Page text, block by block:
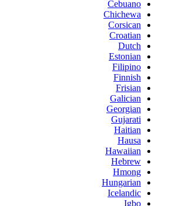
Cebuano
Chichewa
Corsican
Croatian
Dutch
Estonian
Filipino
Finnish
Frisian
Galician
Georgian
Gujarati
Haitian
Hausa
Hawaiian
Hebrew
Hmong
Hungarian
Icelandic
Igbo